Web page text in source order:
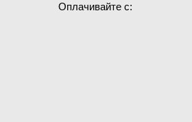
Оплачивайте с: